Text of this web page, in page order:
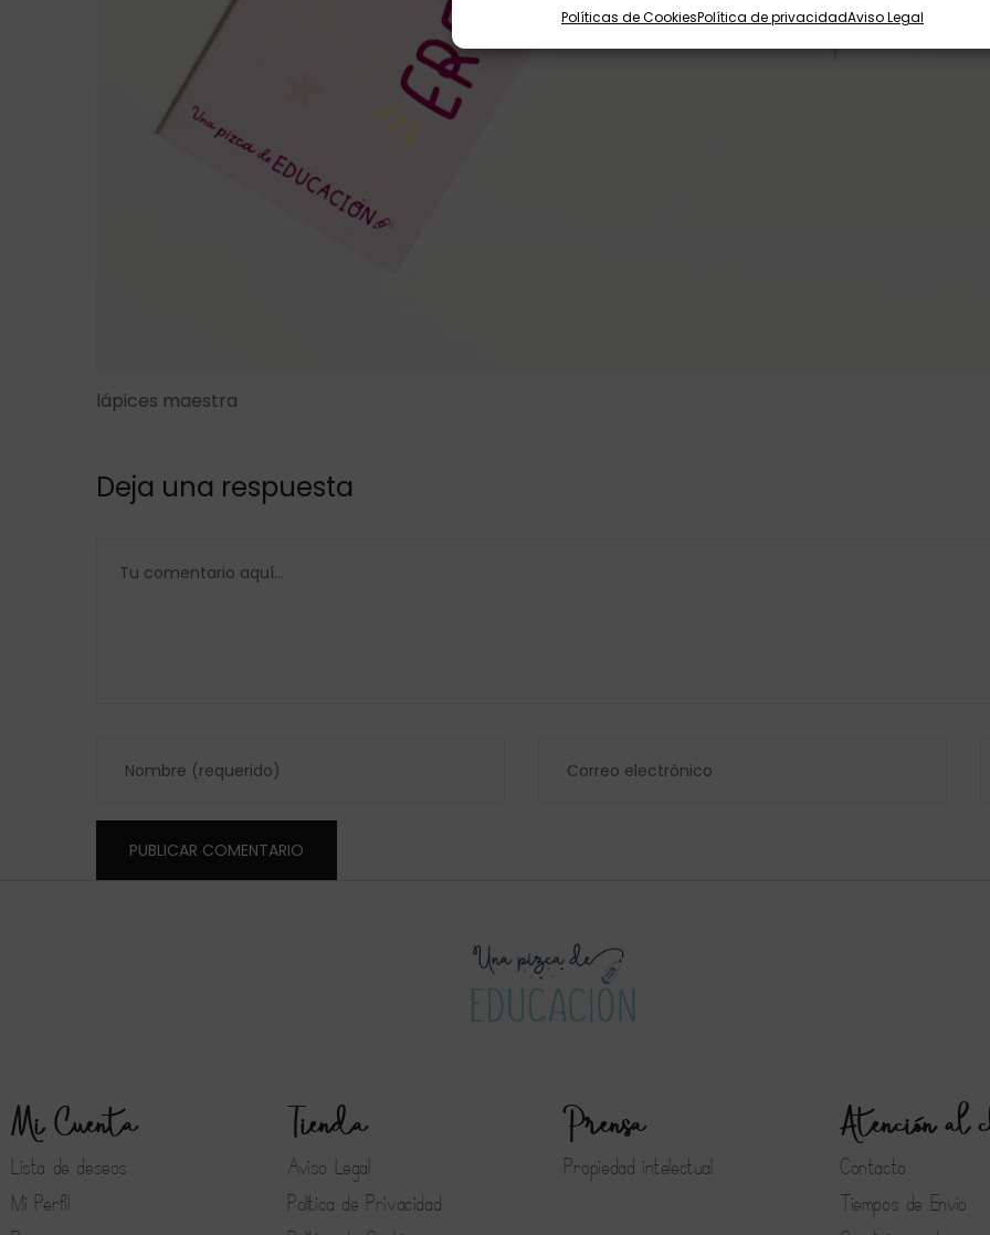
Políticas de CookiesPolítica de privacidadAviso Legal
lápices maestra
Deja una respuesta
Mi Cuenta
Lista de deseos
Mi Perfil
Tienda
Aviso Legal
Política de Privacidad
Prensa
Propiedad intelectual
Atención al
Contacto
Tiempos de Envío